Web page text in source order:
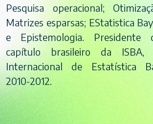
Pesquisa operacional;
Matrizes esparsas; EStatistica
e Epistemologia.
capítulo brasileiro da ISBA,
Internacional de Estatística
2010-2012.